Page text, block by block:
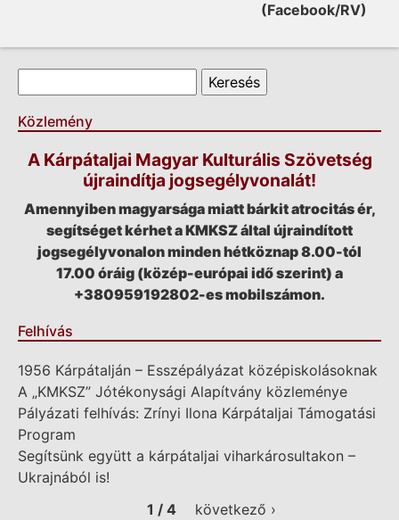
(Facebook/RV)
Keresés űrlap
Közlemény
A Kárpátaljai Magyar Kulturális Szövetség
újraindítja jogsegélyvonalát!
Amennyiben magyarsága miatt bárkit atrocitás ér,
segítséget kérhet a KMKSZ által újraindított
jogsegélyvonalon minden hétköznap 8.00-tól
17.00 óráig (közép-európai idő szerint) a
+380959192802-es mobilszámon.
Felhívás
1956 Kárpátalján – Esszépályázat középiskolásoknak
A „KMKSZ” Jótékonysági Alapítvány közleménye
Pályázati felhívás: Zrínyi Ilona Kárpátaljai Támogatási
Program
Segítsünk együtt a kárpátaljai viharkárosultakon –
Ukrajnából is!
1 / 4
következő ›